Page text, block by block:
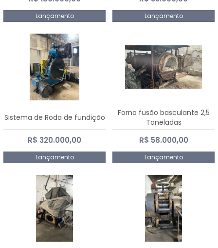
Lançamento Lançamento
Sistema de Roda de fundição
R$ 320.000,00
Lançamento
Forno fusão basculante 2,5
Toneladas
R$ 58.000,00
Lançamento